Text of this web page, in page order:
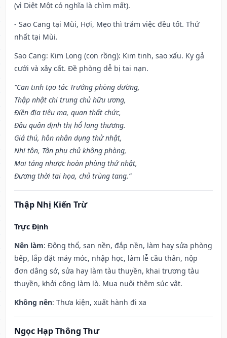
(vì Diệt Một có nghĩa là chìm mất).
- Sao Cang tại Mùi, Hợi, Mẹo thì trăm việc đều tốt. Thứ
nhất tại Mùi.
Sao Cang: Kim Long (con rồng): Kim tinh, sao xấu. Kỵ gả
cưới và xây cất. Đề phòng dễ bị tai nạn.
“Can tinh tạo tác Trưởng phòng đường,
Thập nhật chi trung chủ hữu ương,
Điền địa tiêu ma, quan thất chức,
Đầu quân định thị hổ lang thương.
Giá thú, hôn nhân dụng thử nhật,
Nhi tôn, Tân phụ chủ không phòng,
Mai táng nhược hoàn phùng thử nhật,
Đương thời tai họa, chủ trùng tang.”
Thập Nhị Kiến Trừ
Trực Định
Nên làm: Động thổ, san nền, đắp nền, làm hay sửa phòng
bếp, lắp đặt máy móc, nhập học, làm lễ cầu thân, nộp
đơn dâng sớ, sửa hay làm tàu thuyền, khai trương tàu
thuyền, khởi công làm lò. Mua nuôi thêm súc vật.
Không nên: Thưa kiện, xuất hành đi xa
Ngọc Hạp Thông Thư